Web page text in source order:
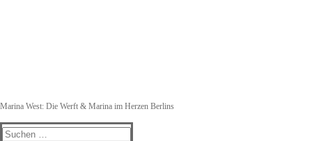
Marina West: Die Werft & Marina im Herzen Berlins
Suchen